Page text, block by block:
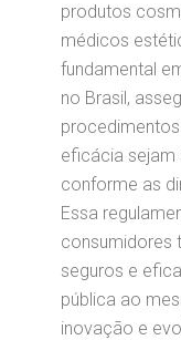
produtos
médicos
fundamental
no Brasil,
eficácia sejam
conforme as
Essa
consumidores
seguros e
pública ao
inovação e